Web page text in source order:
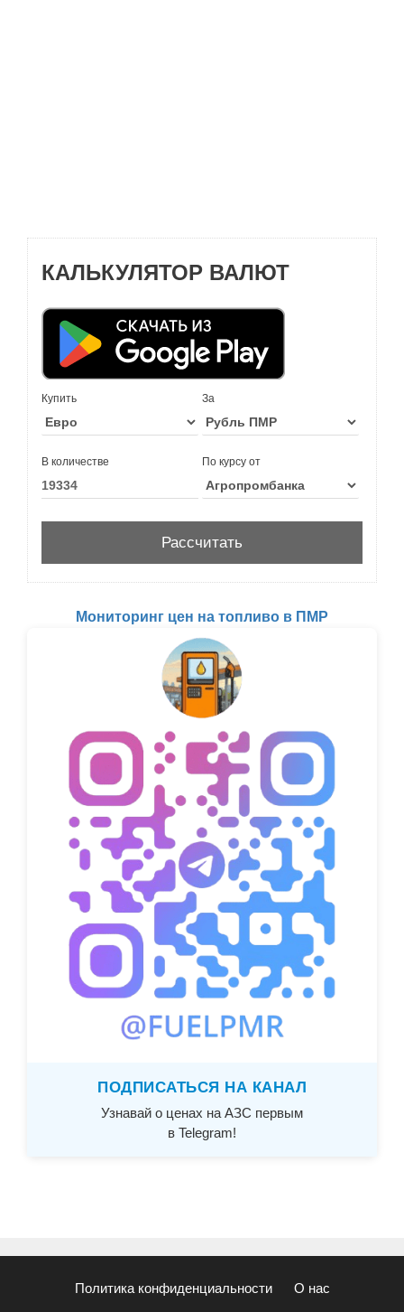
КАЛЬКУЛЯТОР ВАЛЮТ
Купить За
В количестве По курсу от
Мониторинг цен на топливо в ПМР
ПОДПИСАТЬСЯ НА КАНАЛ
Узнавай о ценах на АЗС первым
в Telegram!
Политика конфиденциальности О нас